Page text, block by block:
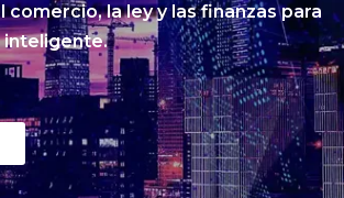
la ley y las finanzas para
inteligente.